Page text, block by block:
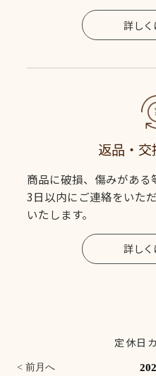
詳しく
返品・交
商品に破損、傷みがある
3日以内にご連絡をいた
いたします。
詳しく
定休日
< 前月へ